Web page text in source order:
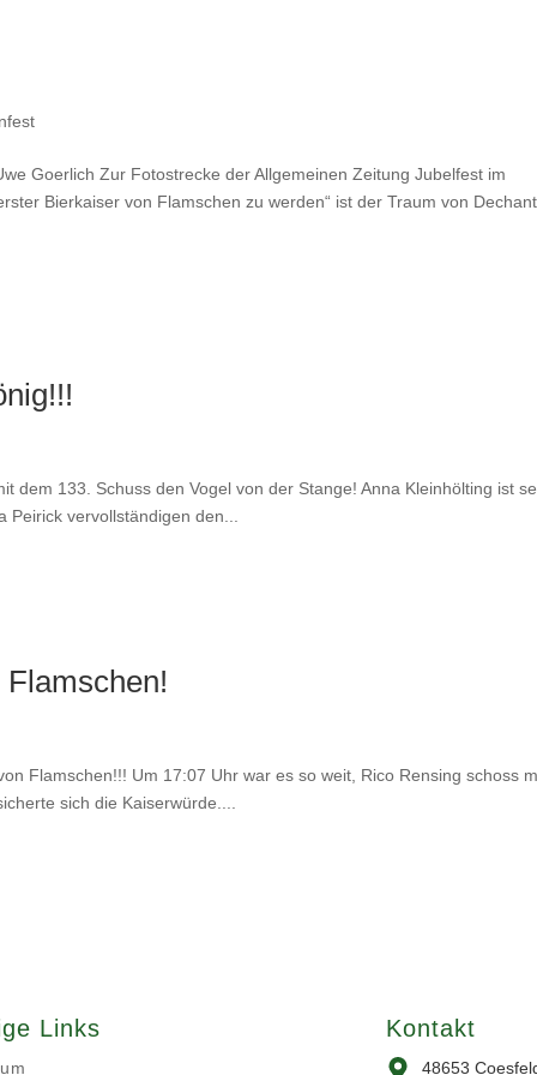
Goerlich Zur Fotostrecke der Allgemeinen Zeitung Jubelfest im
Bierkaiser von Flamschen zu werden“ ist der Traum von Dechant
dem 133. Schuss den Vogel von der Stange! Anna Kleinhölting ist
Peirick vervollständigen den...
Flamschen!!! Um 17:07 Uhr war es so weit, Rico Rensing schoss
sich die Kaiserwürde....
Links Kontakt
48653